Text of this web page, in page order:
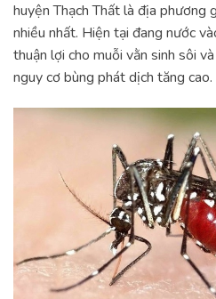
huyện Thạch Thất là địa phương
nhiều nhất. Hiện tại đang nước
thuận lợi cho muỗi vằn sinh sôi
nguy cơ bùng phát dịch tăng cao.